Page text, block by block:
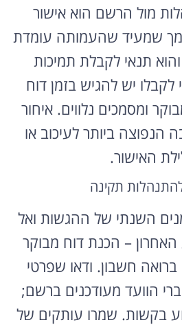
מול הרשם הוא אישור
שמעיד שהעמותה עומדת
תנאי לקבלת תמיכות
לקבלו יש להגיש בזמן דוח
ומסמכים נלווים. איחור
הנפוצה ביותר לעיכוב או
האישור.
תקינה
השנתי של ההגשות ואל
– הכנת דוח מבוקר
ברואה חשבון. ודאו שפרטי
הוועד מעודכנים ברשם;
בקשות. שמרו עותקים של